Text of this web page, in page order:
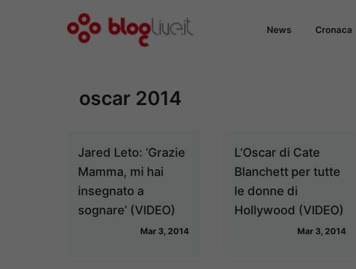
News Cronaca
oscar 2014
Jared Leto: ‘Grazie
Mamma, mi hai
insegnato a
sognare’ (VIDEO)
Mar 3, 2014
L’Oscar di Cate
Blanchett per tutte
le donne di
Hollywood (VIDEO)
Mar 3, 2014